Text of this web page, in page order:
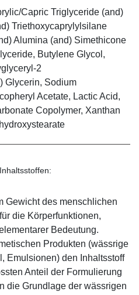
Capric Triglyceride (and)
Triethoxycaprylylsilane
Alumina (and) Simethicone
Butylene Glycol,
2
Glycerin, Sodium
Acetate, Lactic Acid,
Copolymer, Xanthan
Gewicht des menschlichen
die Körperfunktionen,
Bedeutung.
Produkten (wässrige
Emulsionen) den Inhaltsstoff
Anteil der Formulierung
die Grundlage der wässrigen